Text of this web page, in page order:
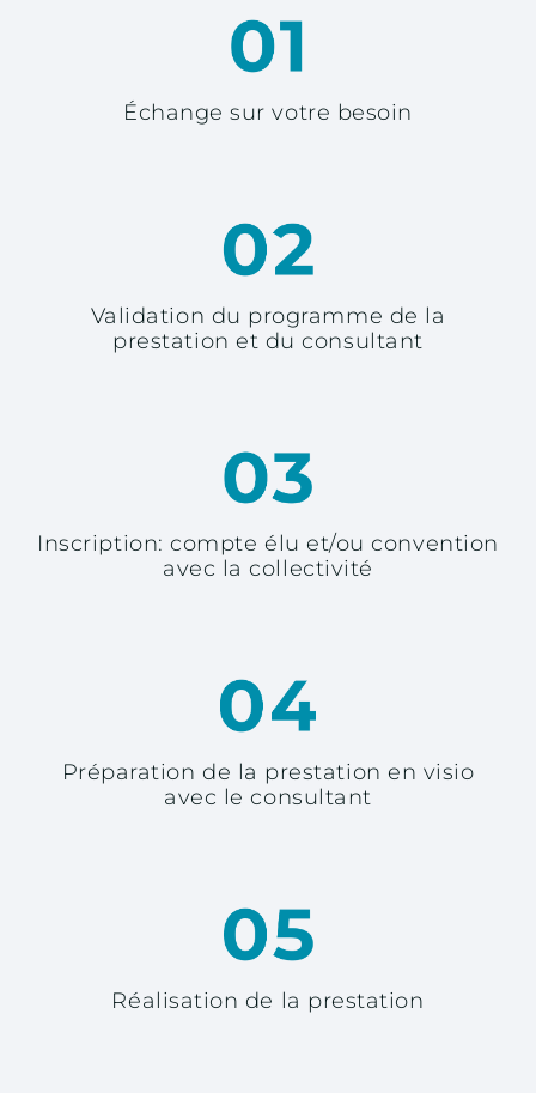
Échange sur votre besoin
Validation du programme de la
prestation et du consultant
Inscription: compte élu et/ou convention
avec la collectivité
Préparation de la prestation en visio
avec le consultant
Réalisation de la prestation